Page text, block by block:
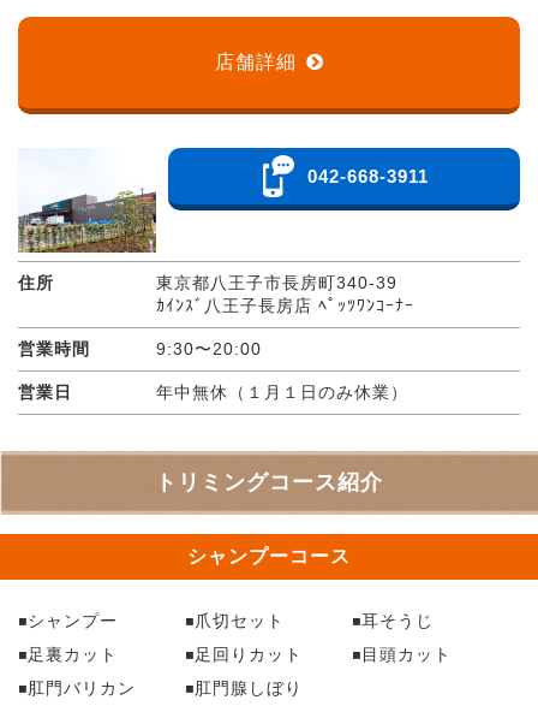
店舗詳細
042-668-3911
住所
東京都八王子市長房町340-39
ｶｲﾝｽﾞ八王子長房店 ﾍﾟｯﾂﾜﾝｺｰﾅｰ
営業時間 9:30〜20:00
営業日 年中無休（１月１日のみ休業）
トリミングコース紹介
シャンプーコース
シャンプー 爪切セット
耳そうじ
足裏カット
足回りカット
目頭カット
肛門バリカン
肛門腺しぼり